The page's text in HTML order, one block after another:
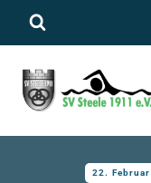
Inhalt
22.